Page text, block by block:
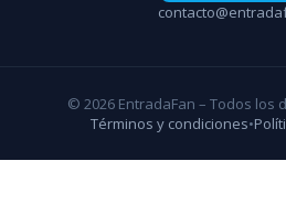
© 2026 EntradaFan – Todos los
Términos y condiciones•